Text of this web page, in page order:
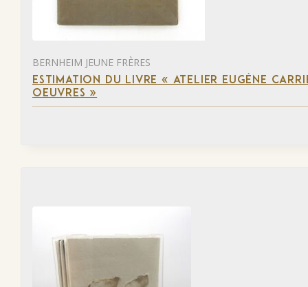
BERNHEIM JEUNE FRÈRES
ESTIMATION DU LIVRE « ATELIER EUGÈNE
OEUVRES »